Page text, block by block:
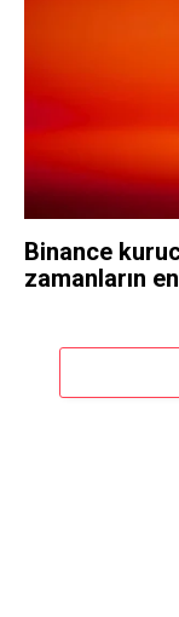
Binance
zamanların